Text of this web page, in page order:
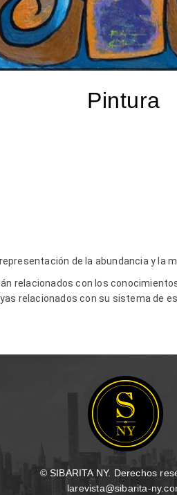
Pintura
de la abundancia y la
relacionados con los
relacionados con su sistema de
© SIBARITA NY. Derechos
larevista@sibarita-